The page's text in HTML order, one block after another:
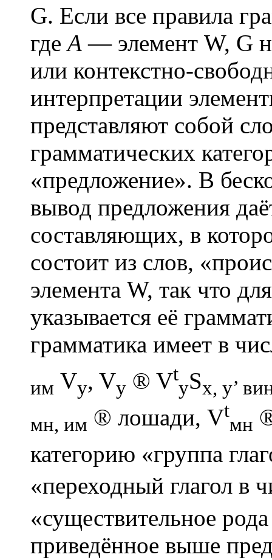
G. Если все правила
гдеА — элемент W, G
или контекстно-
интерпретации
представляют собой
грамматических
«предложение». В
вывод предложения
составляющих, в
состоит из слов,
элемента W, так что
указывается её
грамматика имеет в
им Vy, Vy ® Vt
ySx, y’
мн, им ® лошади, Vt
мн
категорию «группа
«переходный глагол в
«существительное рода
приведённое выше